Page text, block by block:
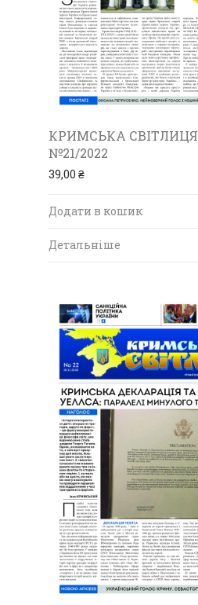
КРИМСЬКА СВІТЛИЦЯ
№21/2022
39,00 ₴
Додати в кошик
Детальніше